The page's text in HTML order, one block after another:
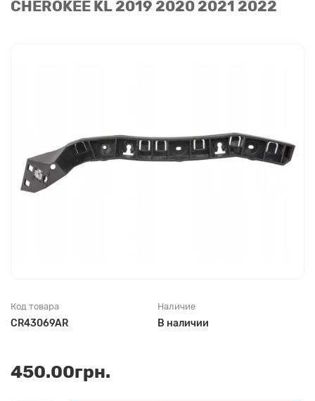
CHEROKEE KL 2019 2020 2021 2022
Код товара
CR43069AR
Наличие
В наличии
450.00грн.